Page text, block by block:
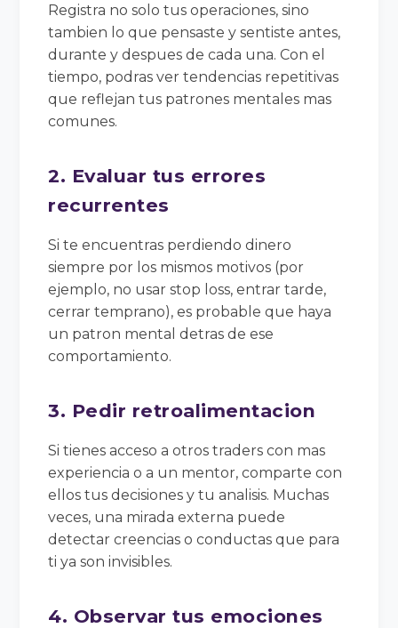
Registra no solo tus operaciones, sino
tambien lo que pensaste y sentiste antes,
durante y despues de cada una. Con el
tiempo, podras ver tendencias repetitivas
que reflejan tus patrones mentales mas
comunes.
2. Evaluar tus errores
recurrentes
Si te encuentras perdiendo dinero
siempre por los mismos motivos (por
ejemplo, no usar stop loss, entrar tarde,
cerrar temprano), es probable que haya
un patron mental detras de ese
comportamiento.
3. Pedir retroalimentacion
Si tienes acceso a otros traders con mas
experiencia o a un mentor, comparte con
ellos tus decisiones y tu analisis. Muchas
veces, una mirada externa puede
detectar creencias o conductas que para
ti ya son invisibles.
4. Observar tus emociones